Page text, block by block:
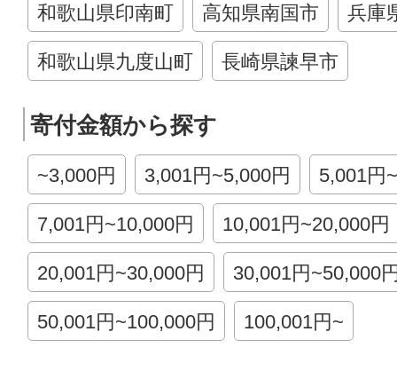
和歌山県印南町 高知県南国市 兵庫
和歌山県九度山町 長崎県諫早市
寄付金額から探す
~3,000円 3,001円~5,000円 5,001円
7,001円~10,000円 10,001円~20,000円
20,001円~30,000円 30,001円~50,000
50,001円~100,000円 100,001円~